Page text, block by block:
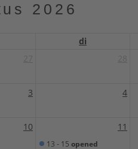
2026
di
3 4
10 11
13 - 15 opened